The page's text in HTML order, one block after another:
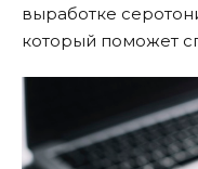
выработке
который поможет